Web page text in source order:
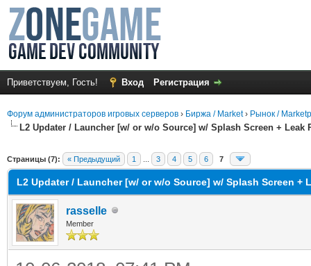
Приветствуем, Гость! Вход Регистрация
Форум администраторов игровых серверов › Биржа / Market› Рынок /
L2 Updater / Launcher [w/ or w/o Source] w/ Splash Screen + Leak
Страницы (7): « Предыдущий 1 3 4 5 6 7
L2 Updater / Launcher [w/ or w/o Source] w/ Splash Screen +
rasselle
Member